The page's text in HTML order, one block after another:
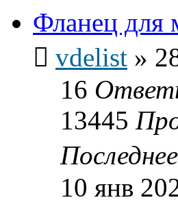
Фланец для
vdelist »
16
13445
10 янв